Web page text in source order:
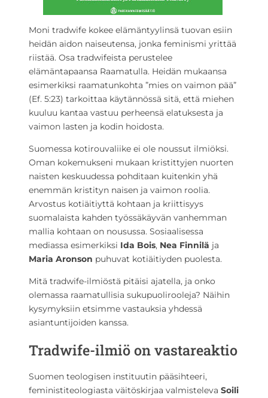
Moni tradwife kokee elämäntyylinsä tuovan esiin
heidän aidon naiseutensa, jonka feminismi yrittää
riistää. Osa tradwifeista perustelee
elämäntapaansa Raamatulla. Heidän mukaansa
esimerkiksi raamatunkohta ”mies on vaimon pää”
(Ef. 5:23) tarkoittaa käytännössä sitä, että miehen
kuuluu kantaa vastuu perheensä elatuksesta ja
vaimon lasten ja kodin hoidosta.
Suomessa kotirouvaliike ei ole noussut ilmiöksi.
Oman kokemukseni mukaan kristittyjen nuorten
naisten keskuudessa pohditaan kuitenkin yhä
enemmän kristityn naisen ja vaimon roolia.
Arvostus kotiäitiyttä kohtaan ja kriittisyys
suomalaista kahden työssäkäyvän vanhemman
mallia kohtaan on nousussa. Sosiaalisessa
mediassa esimerkiksi Ida Bois, Nea Finnilä ja
Maria Aronson puhuvat kotiäitiyden puolesta.
Mitä tradwife-ilmiöstä pitäisi ajatella, ja onko
olemassa raamatullisia sukupuolirooleja? Näihin
kysymyksiin etsimme vastauksia yhdessä
asiantuntijoiden kanssa.
Tradwife-ilmiö on vastareaktio
Suomen teologisen instituutin pääsihteeri,
feministiteologiasta väitöskirjaa valmisteleva Soili